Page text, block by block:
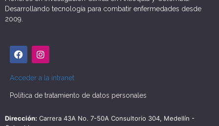
Desarrollando tecnología para combatir enfermedades desde
2009.
Acceder a la intranet
Política de tratamiento de datos personales
Dirección: Carrera 43A No. 7-50A Consultorio 304, Medellín -